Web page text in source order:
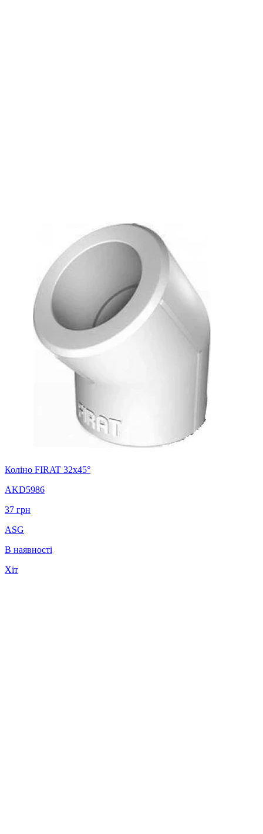
Коліно FIRAT 32х45°
AKD5986
37 грн
ASG
В наявності
Хіт